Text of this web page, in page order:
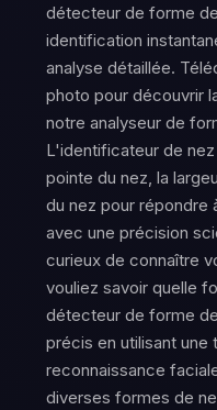
détecteur de forme
identification
analyse détaillée.
photo pour découvrir
notre analyseur de
L'identificateur de
pointe du nez, la
du nez pour répondre
avec une précision
curieux de connaître
vouliez savoir quelle
détecteur de forme
précis en utilisant une
reconnaissance
diverses formes de